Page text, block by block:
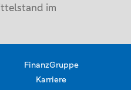
im
FinanzGruppe
Karriere